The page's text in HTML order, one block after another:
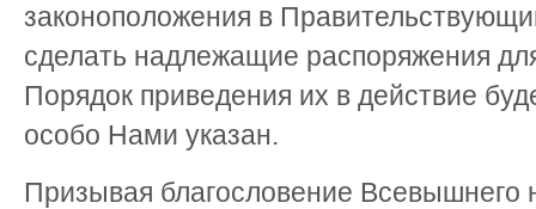
законоположения в
сделать надлежащие распоряжения
Порядок приведения их в действие
особо Нами указан.
Призывая благословение Всевышнего